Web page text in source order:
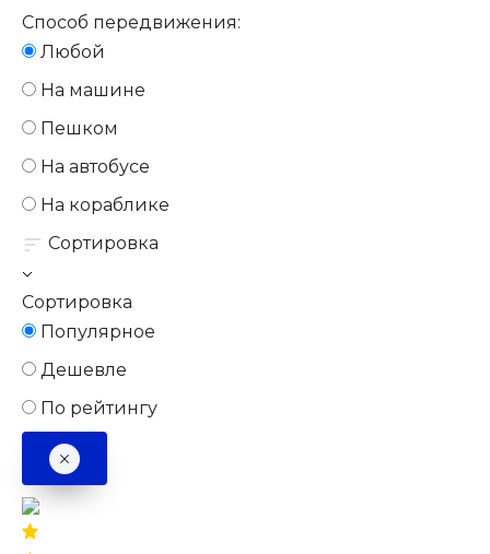
Способ передвижения:
Любой
На машине
Пешком
На автобусе
На кораблике
Сортировка
Сортировка
Популярное
Дешевле
По рейтингу